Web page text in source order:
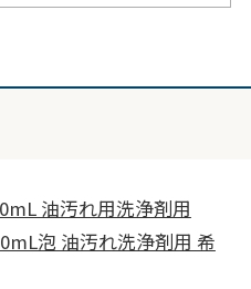
油汚れ用洗浄剤用
泡 油汚れ洗浄剤用 希